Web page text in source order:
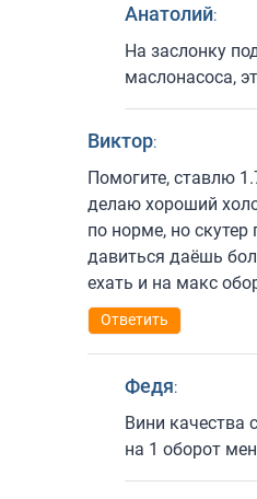
Анатолий:
На заслонку
маслонасоса,
Виктор:
Помогите, ставлю
делаю хороший
по норме, но
давиться даёшь
ехать и на макс
Ответить
Федя:
Вини качества
на 1 оборот